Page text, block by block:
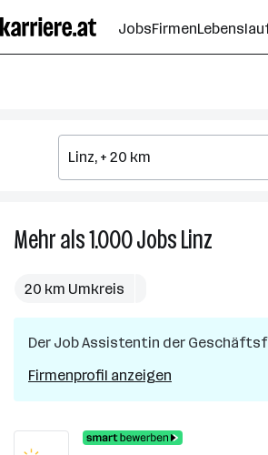
Seiteninhalt
springen
JobsFirmen
Mehr als 1.000JobsLinz
in
Linz
20 km Umkreis
Der JobAssistentin der
Firmenprofil anzeigen